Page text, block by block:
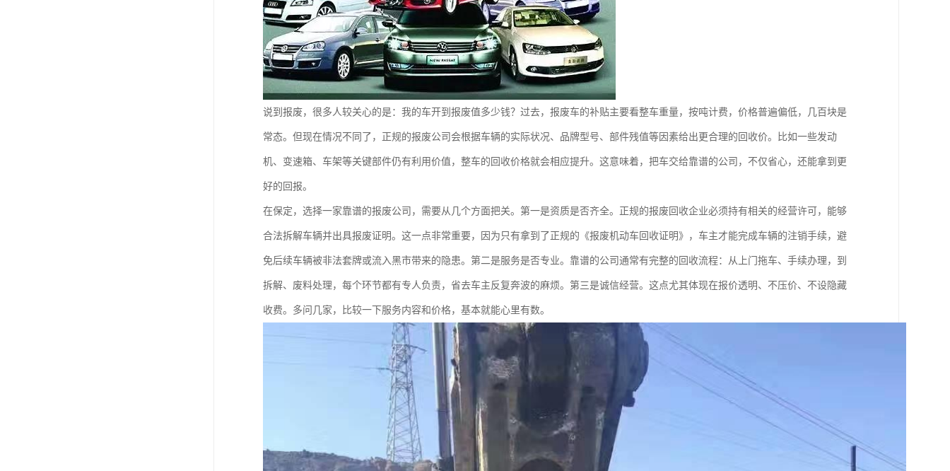
说到报废，很多人较关心的是：我的车开到报废值多少钱？过去，报废车的补贴主要看整车重量，按吨计费，价格普遍偏低，几百块是
常态。但现在情况不同了，正规的报废公司会根据车辆的实际状况、品牌型号、部件残值等因素给出更合理的回收价。比如一些发动
机、变速箱、车架等关键部件仍有利用价值，整车的回收价格就会相应提升。这意味着，把车交给靠谱的公司，不仅省心，还能拿到更
好的回报。
在保定，选择一家靠谱的报废公司，需要从几个方面把关。第一是资质是否齐全。正规的报废回收企业必须持有相关的经营许可，能够
合法拆解车辆并出具报废证明。这一点非常重要，因为只有拿到了正规的《报废机动车回收证明》，车主才能完成车辆的注销手续，避
免后续车辆被非法套牌或流入黑市带来的隐患。第二是服务是否专业。靠谱的公司通常有完整的回收流程：从上门拖车、手续办理，到
拆解、废料处理，每个环节都有专人负责，省去车主反复奔波的麻烦。第三是诚信经营。这点尤其体现在报价透明、不压价、不设隐藏
收费。多问几家，比较一下服务内容和价格，基本就能心里有数。